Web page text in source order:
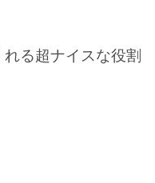
る超ナイスな役割